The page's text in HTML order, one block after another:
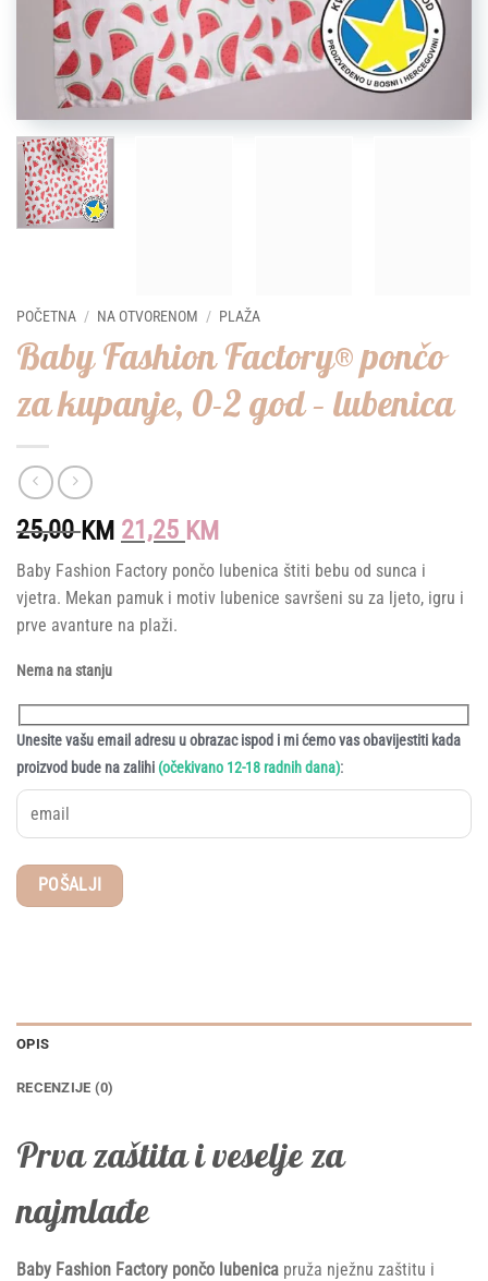
POČETNA / NA OTVORENOM / PLAŽA
Baby Fashion Factory® pončo
za kupanje, 0-2 god – lubenica
25,00KM Original
was:
25,00 KM.
21,25 KMCurrent
is:
21,25 KM.
Baby Fashion Factory pončo lubenica štiti bebu od sunca i
vjetra. Mekan pamuk i motiv lubenice savršeni su za ljeto, igru i
prve avanture na plaži.
Nema na stanju
Unesite vašu email adresu u obrazac ispod i mi ćemo vas obavijestiti kada
proizvod bude na zalihi (očekivano 12-18 radnih dana):
OPIS
RECENZIJE (0)
Prva zaštita i veselje za
najmlađe
Baby Fashion Factory pončo lubenica pruža nježnu zaštitu i